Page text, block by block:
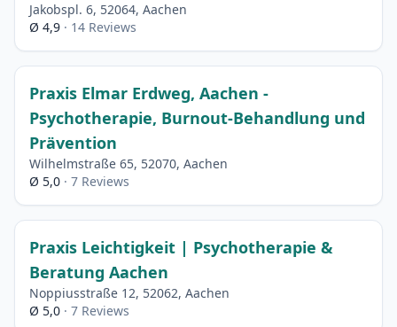
Jakobspl. 6, 52064, Aachen
Ø 4,9 · 14 Reviews
Praxis Elmar Erdweg, Aachen -
Psychotherapie, Burnout-Behandlung und
Prävention
Wilhelmstraße 65, 52070, Aachen
Ø 5,0 · 7 Reviews
Praxis Leichtigkeit | Psychotherapie &
Beratung Aachen
Noppiusstraße 12, 52062, Aachen
Ø 5,0 · 7 Reviews